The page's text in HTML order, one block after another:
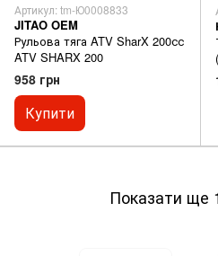
Артикул: tm-Ю0008833
JITAO OEM
Рульова тяга ATV SharX 200сс
ATV SHARX 200
958 грн
Купити
Показати ще